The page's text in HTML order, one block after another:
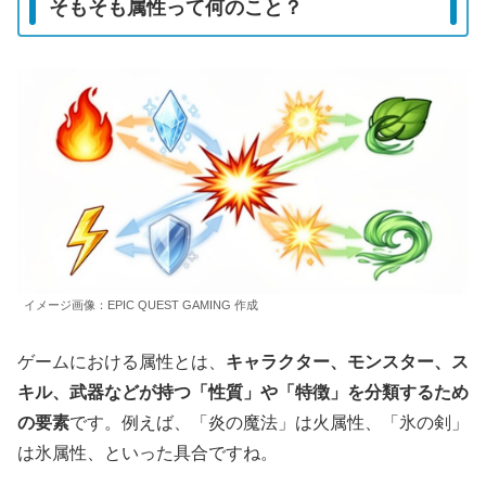
そもそも属性って何のこと？
イメージ画像：EPIC QUEST GAMING 作成
ゲームにおける属性とは、 キャラクター、モンスター、ス
キル、武器などが持つ「性質」や「特徴」を分類するため
の要素です。例えば、「炎の魔法」は火属性、「氷の剣」
は氷属性、といった具合ですね。